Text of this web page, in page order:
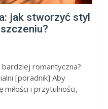
jak stworzyć styl
bardziej romantyczna?
[poradnik] Aby
i przytulności,